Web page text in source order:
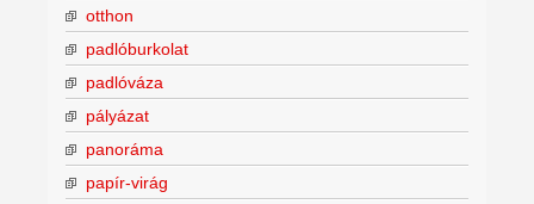
otthon
padlóburkolat
padlóváza
pályázat
panoráma
papír-virág